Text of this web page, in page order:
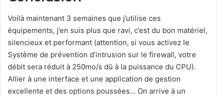
Voilà maintenant 3 semaines que j’utilise ces
équipements, j’en suis plus que ravi, c’est du bon matériel,
silencieux et performant (attention, si vous activez le
Système de prévention d’intrusion sur le firewall, votre
débit sera réduit à 250mo/s dû à la puissance du CPU).
Allier à une interface et une application de gestion
excellente et des options poussées… On arrive à un